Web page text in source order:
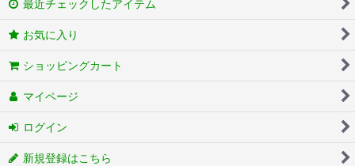
最近チェックしたアイテム
お気に入り
ショッピングカート
マイページ
ログイン
新規登録はこちら